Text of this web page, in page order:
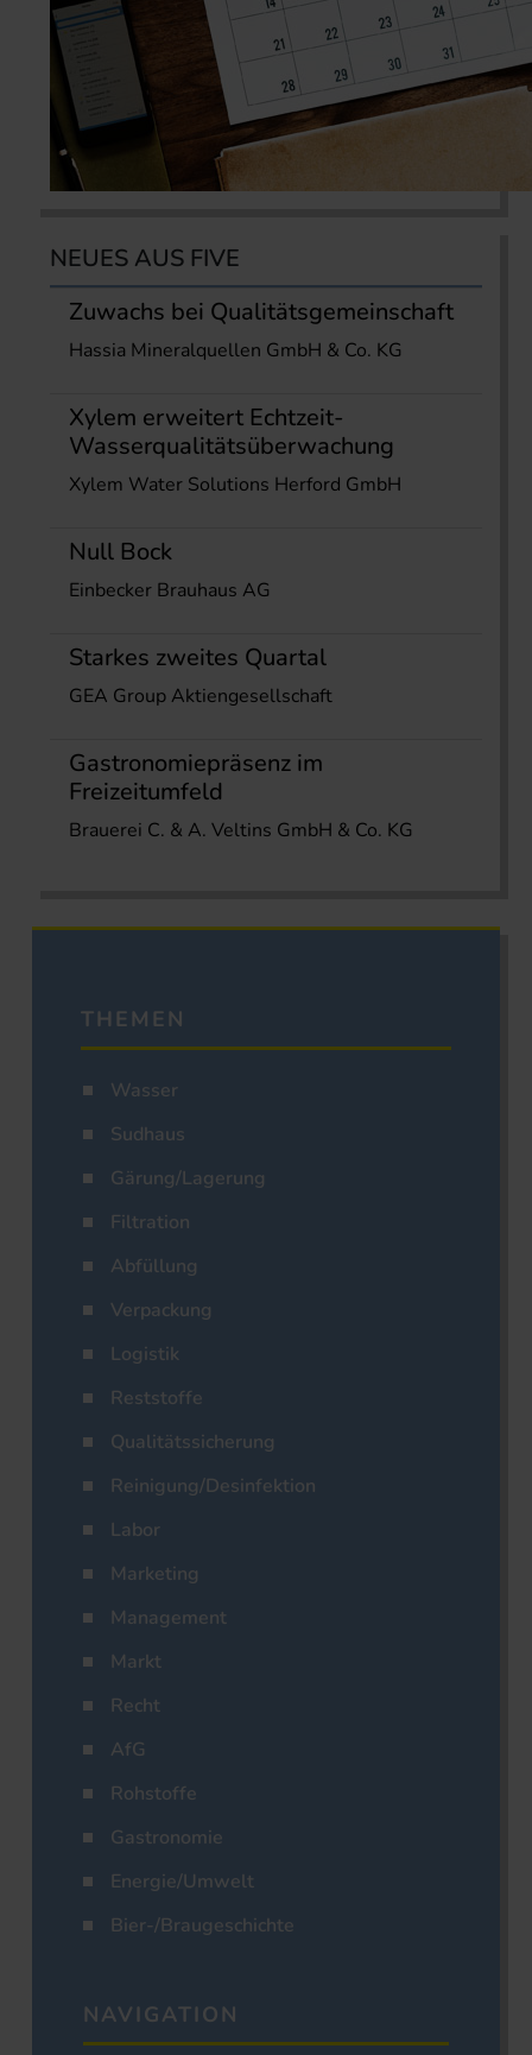
NEUES AUS FIVE
Zuwachs bei Qualitätsgemeinschaft
Hassia Mineralquellen GmbH & Co. KG
Xylem erweitert Echtzeit-
Wasserqualitätsüberwachung
Xylem Water Solutions Herford GmbH
Null Bock
Einbecker Brauhaus AG
Starkes zweites Quartal
GEA Group Aktiengesellschaft
Gastronomiepräsenz im
Freizeitumfeld
Brauerei C. & A. Veltins GmbH & Co. KG
THEMEN
Wasser
Sudhaus
Gärung/Lagerung
Filtration
Abfüllung
Verpackung
Logistik
Reststoffe
Qualitätssicherung
Reinigung/Desinfektion
Labor
Marketing
Management
Markt
Recht
AfG
Rohstoffe
Gastronomie
Energie/Umwelt
Bier-/Braugeschichte
NAVIGATION